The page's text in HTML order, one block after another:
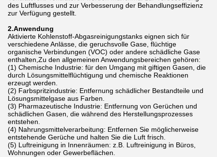
des Luftflusses und zur Verbesserung der Behandlungseffizienz
zur Verfügung gestellt.
2.Anwendung
Aktivierte Kohlenstoff-Abgasreinigungstanks eignen sich für
verschiedene Anlässe, die geruchsvolle Gase, flüchtige
organische Verbindungen (VOC) oder andere schädliche Gase
enthalten,Zu den allgemeinen Anwendungsbereichen gehören:
(1) Chemische Industrie: für den Umgang mit giftigen Gasen, die
durch Lösungsmittelflüchtigung und chemische Reaktionen
erzeugt werden.
(2) Farbspritzindustrie: Entfernung schädlicher Bestandteile und
Lösungsmittelgase aus Farben.
(3) Pharmazeutische Industrie: Entfernung von Gerüchen und
schädlichen Gasen, die während des Herstellungsprozesses
entstehen.
(4) Nahrungsmittelverarbeitung: Entfernen Sie möglicherweise
entstehende Gerüche und halten Sie die Luft frisch.
(5) Luftreinigung in Innenräumen: z.B. Luftreinigung in Büros,
Wohnungen oder Gewerbeflächen.